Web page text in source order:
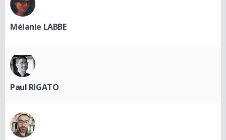
Mélanie LABBE
Paul RIGATO